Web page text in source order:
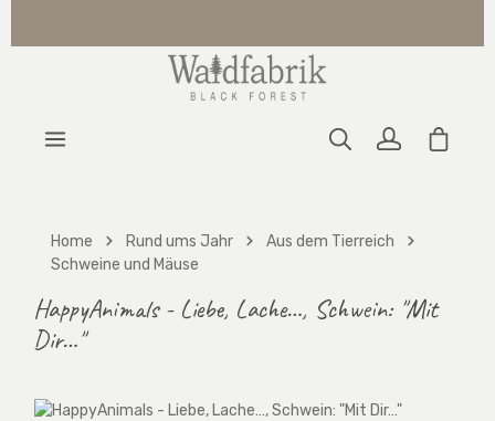
Home Rund ums Jahr
Aus dem Tierreich
Schweine und Mäuse
HappyAnimals - Liebe, Lache…, Schwein: "Mit
Dir…"
Bildergalerie überspringen